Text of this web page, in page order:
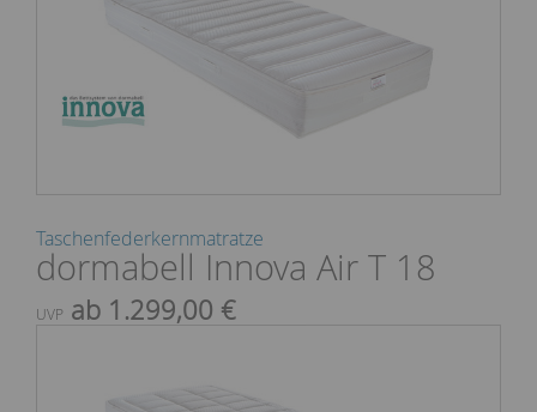
Taschenfederkernmatratze
dormabell Innova Air T 18
UVP ab 1.299,00 €